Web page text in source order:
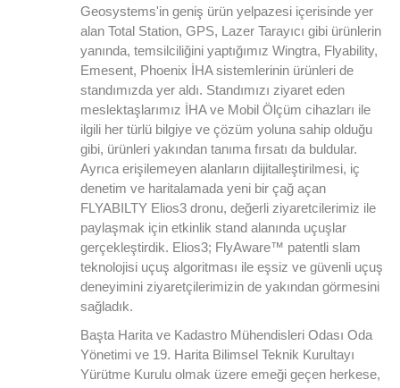
Geosystems'in geniş ürün yelpazesi içerisinde yer
alan Total Station, GPS, Lazer Tarayıcı gibi ürünlerin
yanında, temsilciliğini yaptığımız Wingtra, Flyability,
Emesent, Phoenix İHA sistemlerinin ürünleri de
standımızda yer aldı. Standımızı ziyaret eden
meslektaşlarımız İHA ve Mobil Ölçüm cihazları ile
ilgili her türlü bilgiye ve çözüm yoluna sahip olduğu
gibi, ürünleri yakından tanıma fırsatı da buldular.
Ayrıca erişilemeyen alanların dijitalleştirilmesi, iç
denetim ve haritalamada yeni bir çağ açan
FLYABILTY Elios3 dronu, değerli ziyaretcilerimiz ile
paylaşmak için etkinlik stand alanında uçuşlar
gerçekleştirdik. Elios3; FlyAware™ patentli slam
teknolojisi uçuş algoritması ile eşsiz ve güvenli uçuş
deneyimini ziyaretçilerimizin de yakından görmesini
sağladık.
Başta Harita ve Kadastro Mühendisleri Odası Oda
Yönetimi ve 19. Harita Bilimsel Teknik Kurultayı
Yürütme Kurulu olmak üzere emeği geçen herkese,